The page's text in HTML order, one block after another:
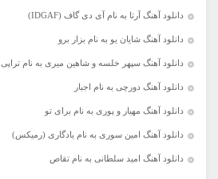
دانلود آهنگ آرتا به نام آی دی گاف (IDGAF)
دانلود آهنگ شایان یو به نام بزار برو
دانلود آهنگ سپهر خلسه و شاهین میری به نام تراپی
دانلود آهنگ دورچی به نام اجبار
دانلود آهنگ مهیار و پوری به نام برای تو
دانلود آهنگ امین سوری به نام یادگاری (رمیکس)
دانلود آهنگ امید سلطانی به نام تقاص